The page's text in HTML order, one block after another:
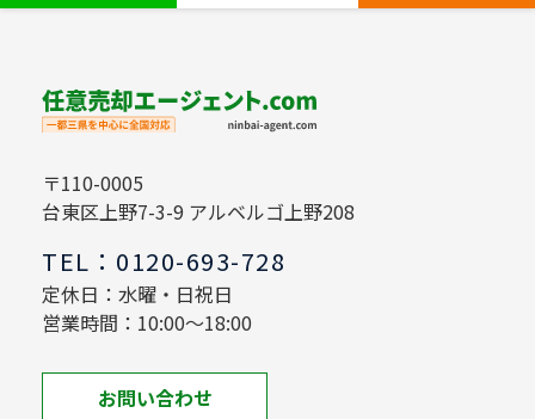
〒110-0005
台東区上野7-3-9 アルベルゴ上野208
TEL：0120-693-728
定休日：水曜・日祝日
営業時間：10:00～18:00
お問い合わせ